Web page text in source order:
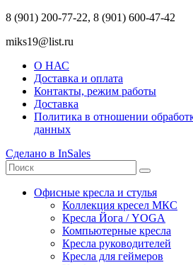
8 (901) 200-77-22, 8 (901) 600-47-42
miks19@list.ru
О НАС
Доставка и оплата
Контакты, режим работы
Доставка
Политика в отношении
данных
Сделано в InSales
Офисные кресла и стулья
Коллекция кресел МКС
Кресла Йога / YOGA
Компьютерные кресла
Кресла руководителей
Кресла для геймеров